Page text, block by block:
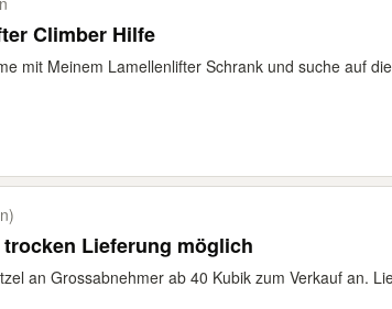
Climber Hilfe
mit Meinem Lamellenlifter Schrank und suche auf
Lieferung möglich
an Grossabnehmer ab 40 Kubik zum Verkauf an.